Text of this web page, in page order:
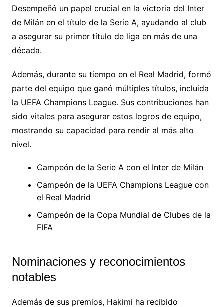
Desempeñó un papel crucial en la victoria del Inter
de Milán en el título de la Serie A, ayudando al club
a asegurar su primer título de liga en más de una
década.
Además, durante su tiempo en el Real Madrid, formó
parte del equipo que ganó múltiples títulos, incluida
la UEFA Champions League. Sus contribuciones han
sido vitales para asegurar estos logros de equipo,
mostrando su capacidad para rendir al más alto
nivel.
Campeón de la Serie A con el Inter de Milán
Campeón de la UEFA Champions League con
el Real Madrid
Campeón de la Copa Mundial de Clubes de la
FIFA
Nominaciones y reconocimientos
notables
Además de sus premios, Hakimi ha recibido